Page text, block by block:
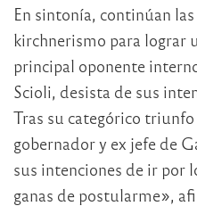
En sintonía, continúan
kirchnerismo para lograr
principal oponente
Scioli, desista de sus
Tras su categórico
gobernador y ex jefe de
sus intenciones de ir por
ganas de postularme»,